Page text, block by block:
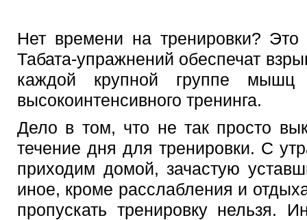
Нет времени на тренировки?
Табата-упражнений обеспечат
каждой крупной группе мышц
высокоинтенсивного тренинга.
Дело в том, что не так просто
течение дня для тренировки. С
приходим домой, зачастую
иное, кроме расслабления и
пропускать тренировку нельзя.